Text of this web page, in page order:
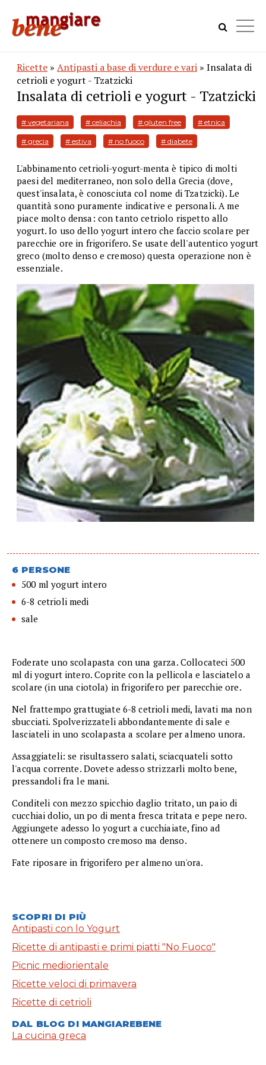
Ricette » Antipasti a base di verdure e vari » Insalata di
cetrioli e yogurt - Tzatzicki
Insalata di cetrioli e yogurt - Tzatzicki
# vegetariana # celiachia # gluten free # etnica
# grecia # estiva # no fuoco # diabete
L'abbinamento cetrioli-yogurt-menta è tipico di molti
paesi del mediterraneo, non solo della Grecia (dove,
quest'insalata, è conosciuta col nome di Tzatzicki). Le
quantità sono puramente indicative e personali. A me
piace molto densa: con tanto cetriolo rispetto allo
yogurt. Io uso dello yogurt intero che faccio scolare per
parecchie ore in frigorifero. Se usate dell'autentico yogurt
greco (molto denso e cremoso) questa operazione non è
essenziale.
6 PERSONE
500 ml yogurt intero
6-8 cetrioli medi
sale
Foderate uno scolapasta con una garza. Collocateci 500
ml di yogurt intero. Coprite con la pellicola e lasciatelo a
scolare (in una ciotola) in frigorifero per parecchie ore.
Nel frattempo grattugiate 6-8 cetrioli medi, lavati ma non
sbucciati. Spolverizzateli abbondantemente di sale e
lasciateli in uno scolapasta a scolare per almeno unora.
Assaggiateli: se risultassero salati, sciacquateli sotto
l'acqua corrente. Dovete adesso strizzarli molto bene,
pressandoli fra le mani.
Conditeli con mezzo spicchio daglio tritato, un paio di
cucchiai dolio, un po di menta fresca tritata e pepe nero.
Aggiungete adesso lo yogurt a cucchiaiate, fino ad
ottenere un composto cremoso ma denso.
Fate riposare in frigorifero per almeno un'ora.
SCOPRI DI PIÙ
Antipasti con lo Yogurt
Ricette di antipasti e primi piatti "No Fuoco"
Picnic mediorientale
Ricette veloci di primavera
Ricette di cetrioli
DAL BLOG DI MANGIAREBENE
La cucina greca